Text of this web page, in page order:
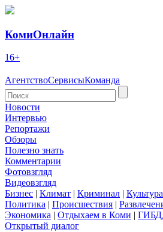
КомиОнлайн
16+
АгентствоСервисыКоманда
Новости
Интервью
Репортажи
Обзоры
Полезно знать
Комментарии
Фотовзгляд
Видеовзгляд
Бизнес | Климат | Криминал | Культура
Политика | Происшествия |
Экономика | Отдыхаем в Коми |
Открытый диалог